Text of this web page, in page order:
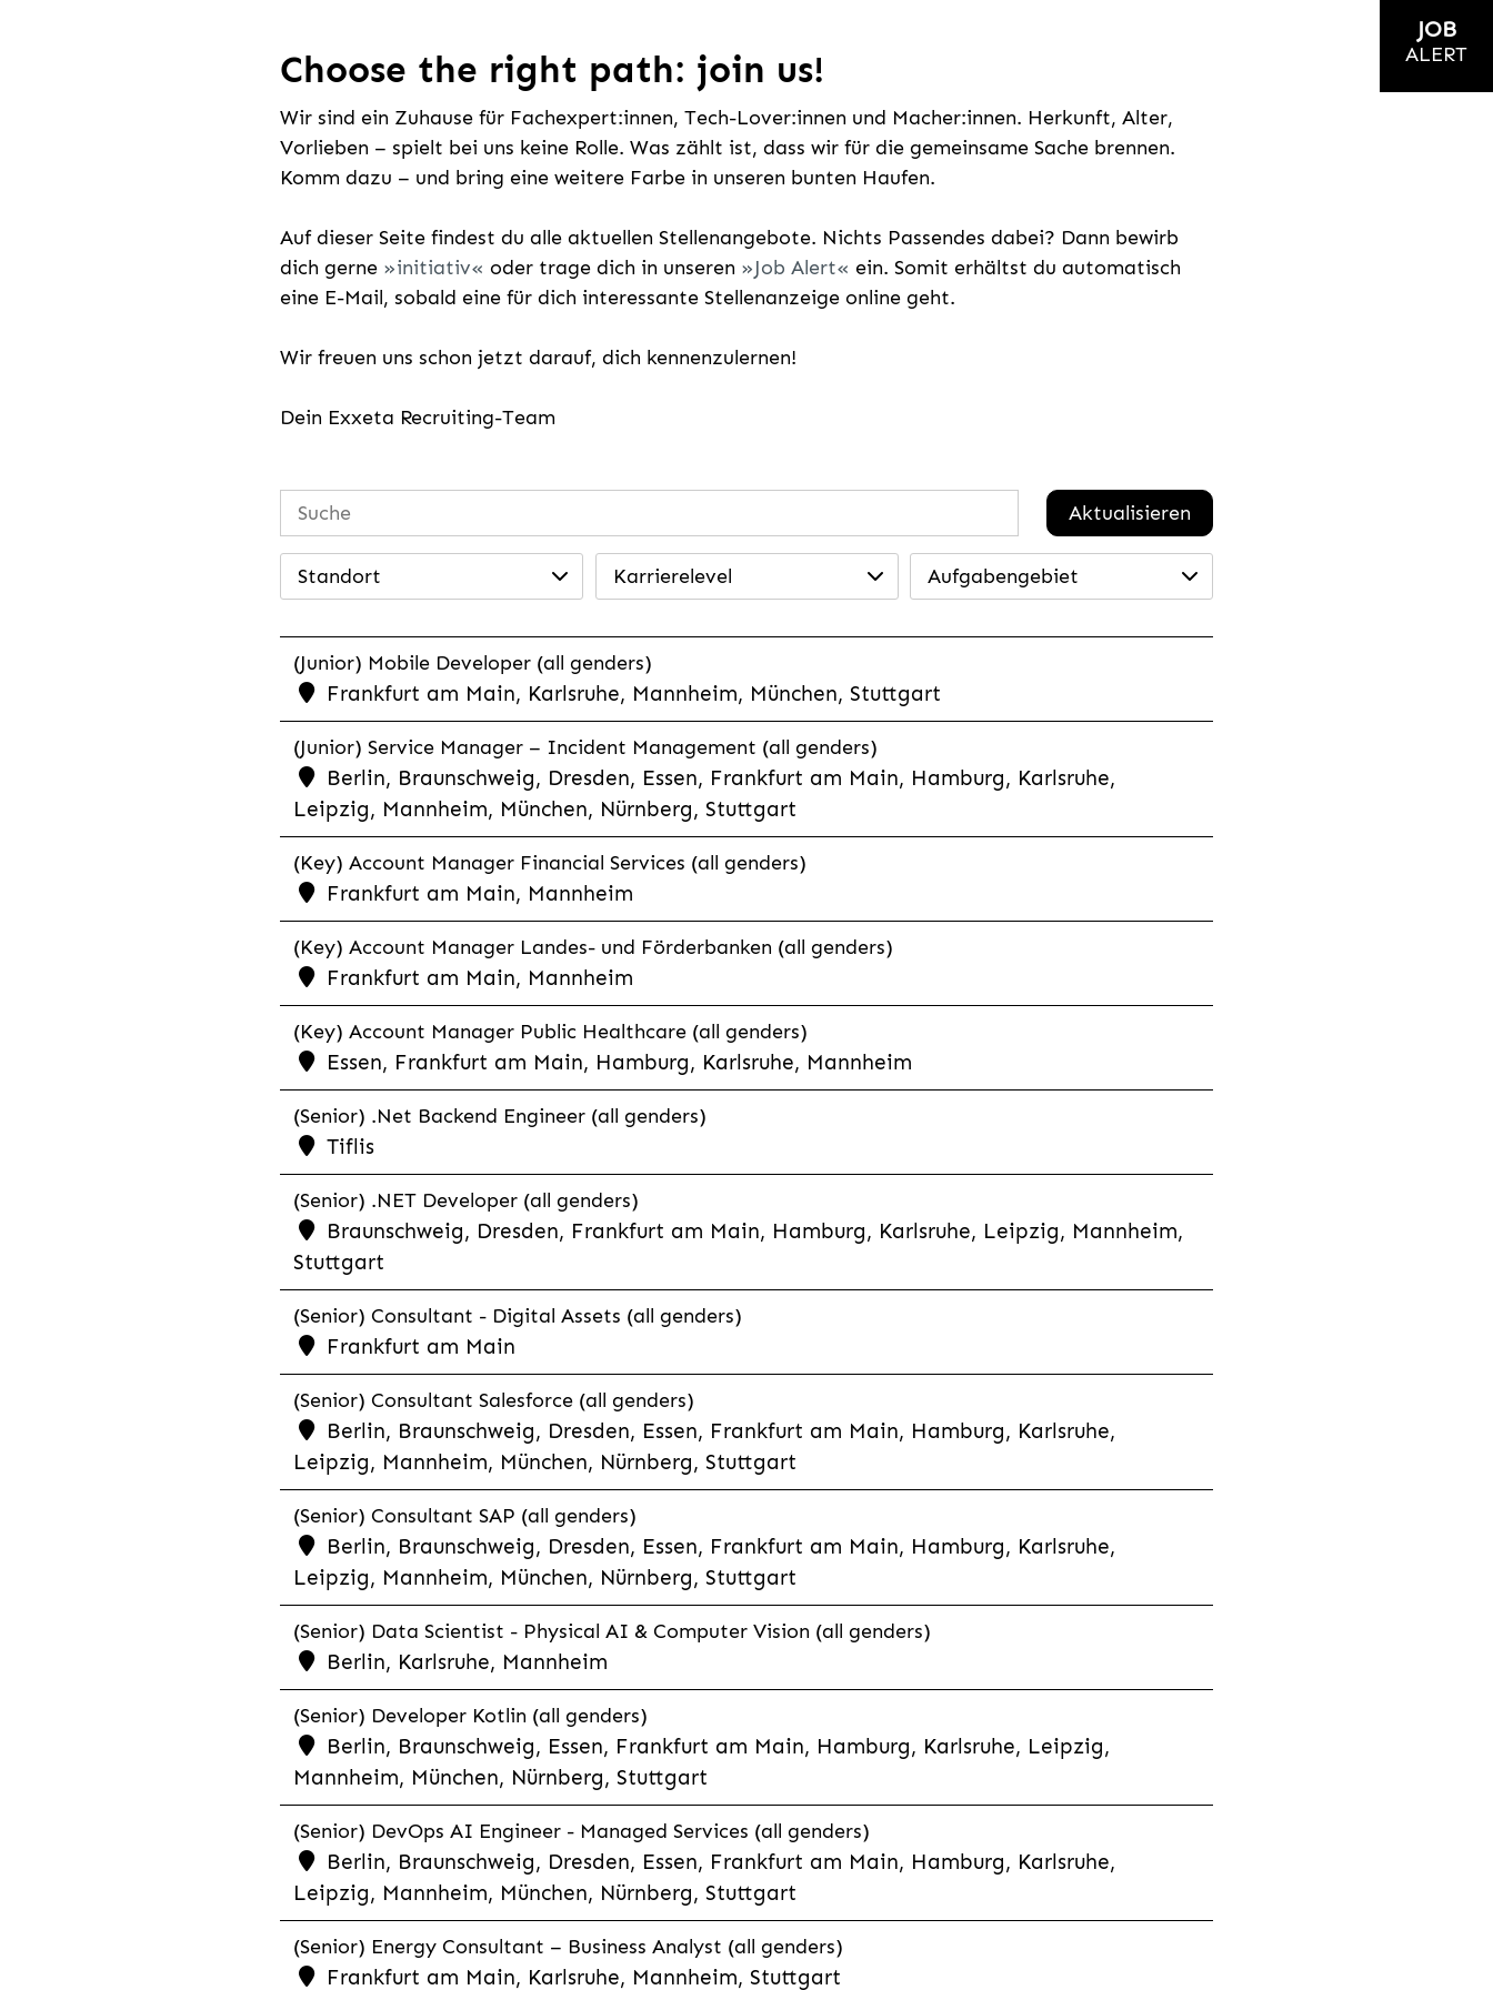
Choose the right path: join us!
Wir sind ein Zuhause für Fachexpert:innen, Tech-Lover:innen und Macher:innen. Herkunft, Alter,
Vorlieben – spielt bei uns keine Rolle. Was zählt ist, dass wir für die gemeinsame Sache brennen.
Komm dazu – und bring eine weitere Farbe in unseren bunten Haufen.
Auf dieser Seite findest du alle aktuellen Stellenangebote. Nichts Passendes dabei? Dann bewirb
dich gerne
initiativ oder trage dich in unseren Job Alert
ein. Somit erhältst du automatisch
eine E-Mail, sobald eine für dich interessante Stellenanzeige online geht.
Wir freuen uns schon jetzt darauf, dich kennenzulernen!
Dein Exxeta Recruiting-Team
Aktualisieren
Standort Karrierelevel Aufgabengebiet
(Junior) Mobile Developer (all genders)
Frankfurt am Main, Karlsruhe, Mannheim, München, Stuttgart
(Junior) Service Manager – Incident Management (all genders)
Berlin, Braunschweig, Dresden, Essen, Frankfurt am Main, Hamburg, Karlsruhe,
Leipzig, Mannheim, München, Nürnberg, Stuttgart
(Key) Account Manager Financial Services (all genders)
Frankfurt am Main, Mannheim
(Key) Account Manager Landes- und Förderbanken (all genders)
Frankfurt am Main, Mannheim
(Key) Account Manager Public Healthcare (all genders)
Essen, Frankfurt am Main, Hamburg, Karlsruhe, Mannheim
(Senior) .Net Backend Engineer (all genders)
Tiflis
(Senior) .NET Developer (all genders)
Braunschweig, Dresden, Frankfurt am Main, Hamburg, Karlsruhe, Leipzig, Mannheim,
Stuttgart
(Senior) Consultant - Digital Assets (all genders)
Frankfurt am Main
(Senior) Consultant Salesforce (all genders)
Berlin, Braunschweig, Dresden, Essen, Frankfurt am Main, Hamburg, Karlsruhe,
Leipzig, Mannheim, München, Nürnberg, Stuttgart
(Senior) Consultant SAP (all genders)
Berlin, Braunschweig, Dresden, Essen, Frankfurt am Main, Hamburg, Karlsruhe,
Leipzig, Mannheim, München, Nürnberg, Stuttgart
(Senior) Data Scientist - Physical AI & Computer Vision (all genders)
Berlin, Karlsruhe, Mannheim
(Senior) Developer Kotlin (all genders)
Berlin, Braunschweig, Essen, Frankfurt am Main, Hamburg, Karlsruhe, Leipzig,
Mannheim, München, Nürnberg, Stuttgart
(Senior) DevOps AI Engineer - Managed Services (all genders)
Berlin, Braunschweig, Dresden, Essen, Frankfurt am Main, Hamburg, Karlsruhe,
Leipzig, Mannheim, München, Nürnberg, Stuttgart
(Senior) Energy Consultant – Business Analyst (all genders)
Frankfurt am Main, Karlsruhe, Mannheim, Stuttgart
JOB
ALERT